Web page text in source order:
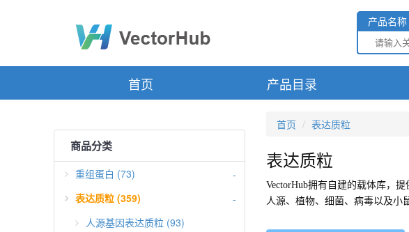
产品名称
首页 产品目录
商品分类
重组蛋白 (73)
-
表达质粒 (359)
-
人源基因表达质粒 (93)
首页 表达质粒
表达质粒
VectorHub拥有自建的载体库，
人源、植物、细菌、病毒以及小